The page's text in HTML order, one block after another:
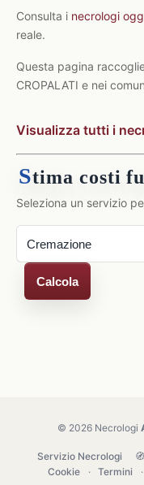
Consulta i necrologi
reale.
Questa pagina
CROPALATI e nei
Visualizza tutti i
Stima costi
Seleziona un servizio
Calcola
© 2026 Necrologi
Servizio Necrologi
Cookie
· Termini ·